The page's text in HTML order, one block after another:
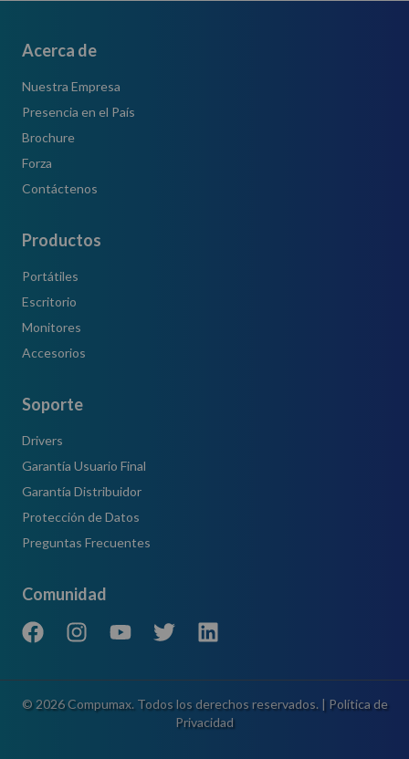
Acerca de
Nuestra Empresa
Presencia en el País
Brochure
Forza
Contáctenos
Productos
Portátiles
Escritorio
Monitores
Accesorios
Soporte
Drivers
Garantía Usuario Final
Garantía Distribuidor
Protección de Datos
Preguntas Frecuentes
Comunidad
©2026Compumax. Todos los derechos reservados. |Política de
Privacidad